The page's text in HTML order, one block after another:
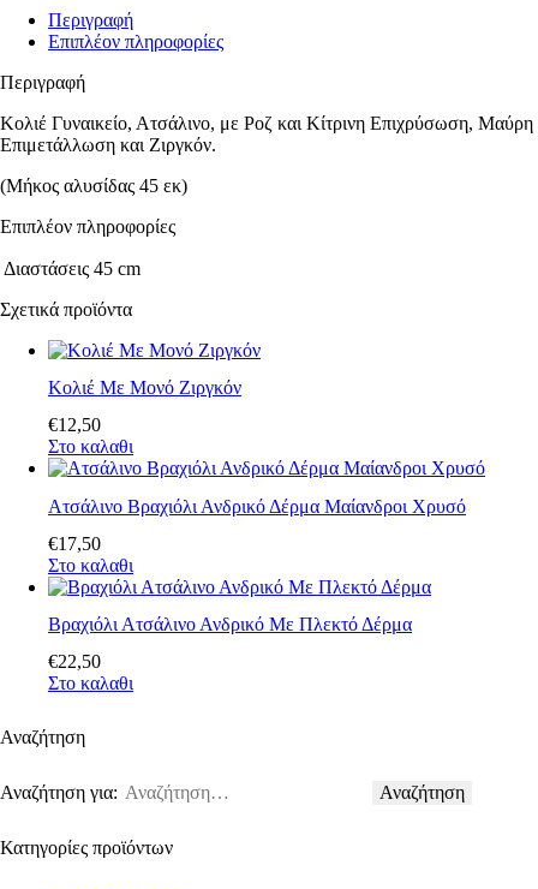
Περιγραφή
Επιπλέον πληροφορίες
Περιγραφή
Κολιέ Γυναικείο, Ατσάλινο, με Ροζ και Κίτρινη Επιχρύσωση, Μαύρη
Επιμετάλλωση και Ζιργκόν.
(Μήκος αλυσίδας 45 εκ)
Επιπλέον πληροφορίες
Διαστάσεις 45 cm
Σχετικά προϊόντα
Κολιέ Με Μονό Ζιργκόν
€12,50
Στο καλαθι
Ατσάλινο Βραχιόλι Ανδρικό Δέρμα Μαίανδροι Χρυσό
€17,50
Στο καλαθι
Βραχιόλι Ατσάλινο Ανδρικό Με Πλεκτό Δέρμα
€22,50
Στο καλαθι
Αναζήτηση
Αναζήτηση για:
Κατηγορίες προϊόντων